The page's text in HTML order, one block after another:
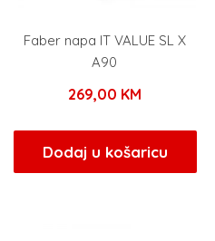
Faber napa IT VALUE SL X
A90
269,00 KM
Dodaj u košaricu